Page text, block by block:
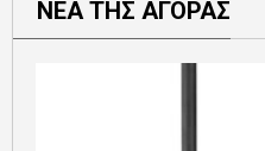
ΝΕΑ ΤΗΣ ΑΓΟΡΑΣ